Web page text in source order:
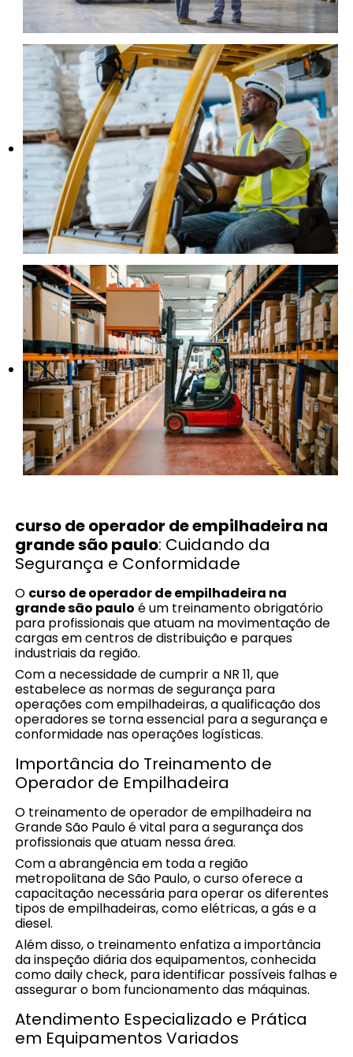
curso de operador de empilhadeira na
grande são paulo: Cuidando da
Segurança e Conformidade
O curso de operador de empilhadeira na
grande são paulo é um treinamento obrigatório
para profissionais que atuam na movimentação de
cargas em centros de distribuição e parques
industriais da região.
Com a necessidade de cumprir a NR 11, que
estabelece as normas de segurança para
operações com empilhadeiras, a qualificação dos
operadores se torna essencial para a segurança e
conformidade nas operações logísticas.
Importância do Treinamento de
Operador de Empilhadeira
O treinamento de operador de empilhadeira na
Grande São Paulo é vital para a segurança dos
profissionais que atuam nessa área.
Com a abrangência em toda a região
metropolitana de São Paulo, o curso oferece a
capacitação necessária para operar os diferentes
tipos de empilhadeiras, como elétricas, a gás e a
diesel.
Além disso, o treinamento enfatiza a importância
da inspeção diária dos equipamentos, conhecida
como daily check, para identificar possíveis falhas e
assegurar o bom funcionamento das máquinas.
Atendimento Especializado e Prática
em Equipamentos Variados